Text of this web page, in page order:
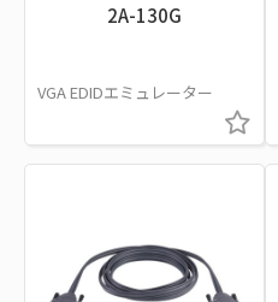
2A-130G
VGA EDIDエミュレーター